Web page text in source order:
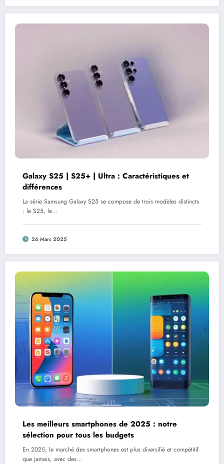
Galaxy S25 | S25+ | Ultra : Caractéristiques et
différences
La série Samsung Galaxy S25 se compose de trois modèles distincts
: le S25, le…
26 Mars 2025
Les meilleurs smartphones de 2025 : notre
sélection pour tous les budgets
En 2025, le marché des smartphones est plus diversifié et compétitif
que jamais, avec des…